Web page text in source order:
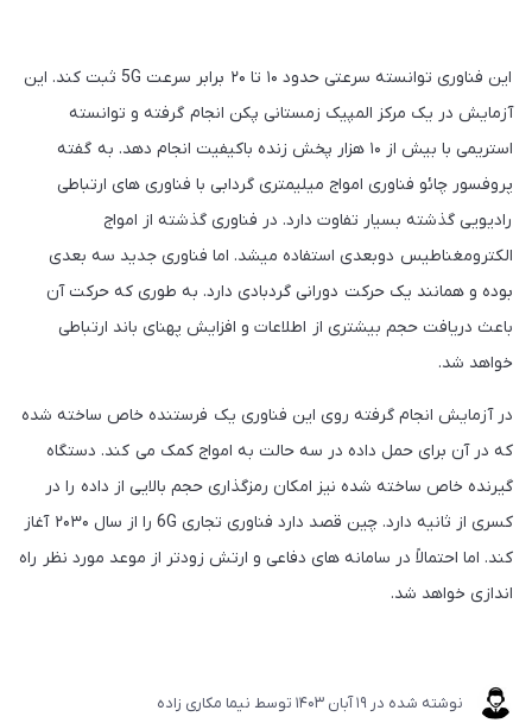
این فناوری توانسته سرعتی حدود ۱۰ تا ۲۰ برابر سرعت 5G ثبت کند. این
آزمایش در یک مرکز المپیک زمستانی پکن انجام گرفته و توانسته
استریمی با بیش از ۱۰ هزار پخش زنده باکیفیت انجام دهد. به گفته
پروفسور چائو فناوری امواج میلیمتری گردابی با فناوری های ارتباطی
رادیویی گذشته بسیار تفاوت دارد. در فناوری گذشته از امواج
الکترومغناطیس دوبعدی استفاده میشد. اما فناوری جدید سه بعدی
بوده و همانند یک حرکت دورانی گردبادی دارد. به طوری که حرکت آن
باعث دریافت حجم بیشتری از اطلاعات و افزایش پهنای باند ارتباطی
خواهد شد.
در آزمایش انجام گرفته روی این فناوری یک فرستنده خاص ساخته شده
که در آن برای حمل داده در سه حالت به امواج کمک می کند. دستگاه
گیرنده خاص ساخته شده نیز امکان رمزگذاری حجم بالایی از داده را در
کسری از ثانیه دارد. چین قصد دارد فناوری تجاری 6G را از سال ۲۰۳۰ آغاز
کند. اما احتمالاً در سامانه های دفاعی و ارتش زودتر از موعد مورد نظر راه
اندازی خواهد شد.
نوشته شده در 19 آبان 1403 توسط نیما مکاری زاده